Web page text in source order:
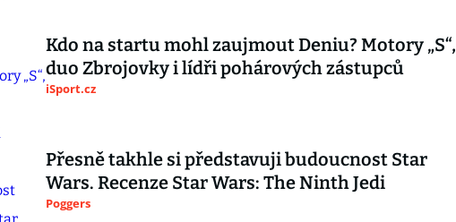
Kdo na startu mohl zaujmout Deniu? Motory „S“,
duo Zbrojovky i lídři pohárových zástupců
iSport.cz
Přesně takhle si představuji budoucnost Star
Wars. Recenze Star Wars: The Ninth Jedi
Poggers